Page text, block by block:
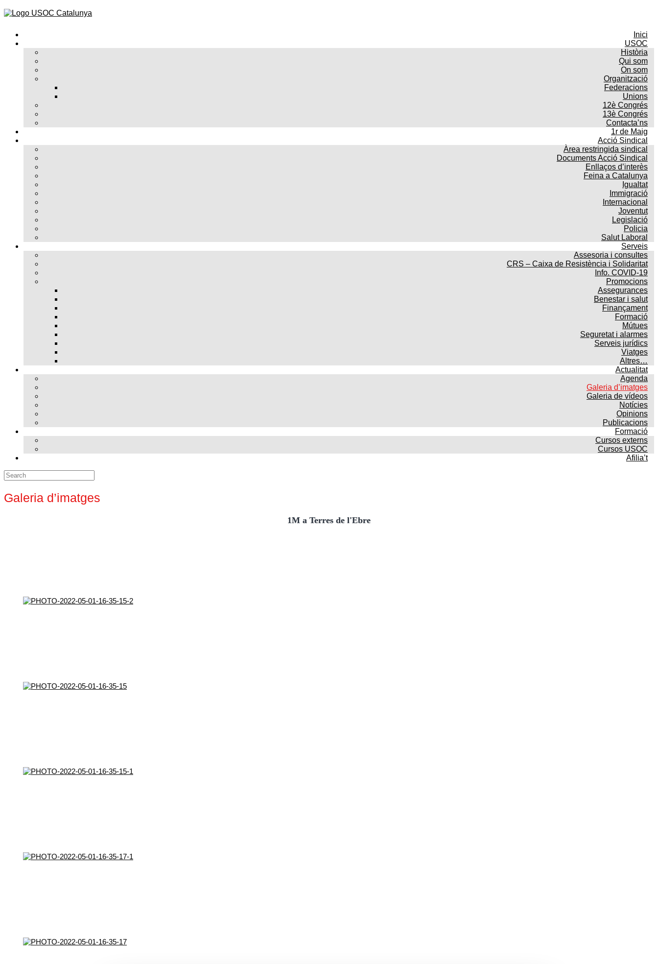
Inici
USOC
Història
Qui som
On som
Organització
Federacions
Unions
12è Congrés
13è Congrés
Contacta’ns
1r de Maig
Acció Sindical
Àrea restringida sindical
Documents Acció Sindical
Enllaços d’interès
Feina a Catalunya
Igualtat
Immigració
Internacional
Joventut
Legislació
Policia
Salut Laboral
Serveis
Assesoria i consultes
CRS – Caixa de Resistència i Solidaritat
Info. COVID-19
Promocions
Assegurances
Benestar i salut
Finançament
Formació
Mútues
Seguretat i alarmes
Serveis jurídics
Viatges
Altres…
Actualitat
Agenda
Galeria d’imatges
Galeria de vídeos
Notícies
Opinions
Publicacions
Formació
Cursos externs
Cursos USOC
Afilia’t
Search
for:
Galeria d’imatges
1M a Terres de l'Ebre